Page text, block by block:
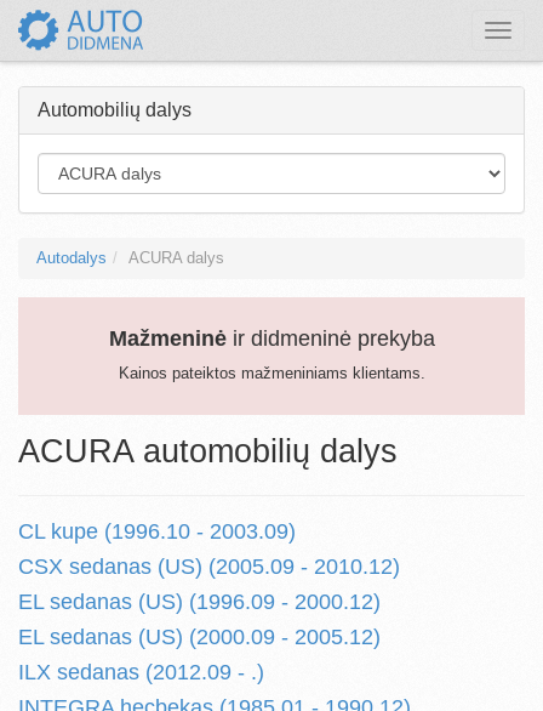
Toggle
Automobilių dalys
Autodalys ACURA dalys
Mažmeninėir didmeninė prekyba
Kainos pateiktos mažmeniniams klientams.
ACURA automobilių dalys
CL kupe (1996.10 - 2003.09)
CSX sedanas (US) (2005.09 - 2010.12)
EL sedanas (US) (1996.09 - 2000.12)
EL sedanas (US) (2000.09 - 2005.12)
ILX sedanas (2012.09 - .)